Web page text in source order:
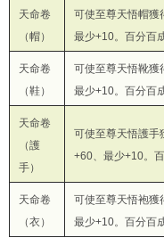
天命卷
（帽）
可使至尊天悟帽獲
最少+10。百分百
天命卷
（鞋）
可使至尊天悟靴獲
最少+10。百分百
天命卷
（護
手）
可使至尊天悟護手
+60、最少+10。
天命卷
（衣）
可使至尊天悟袍獲
最少+10。百分百